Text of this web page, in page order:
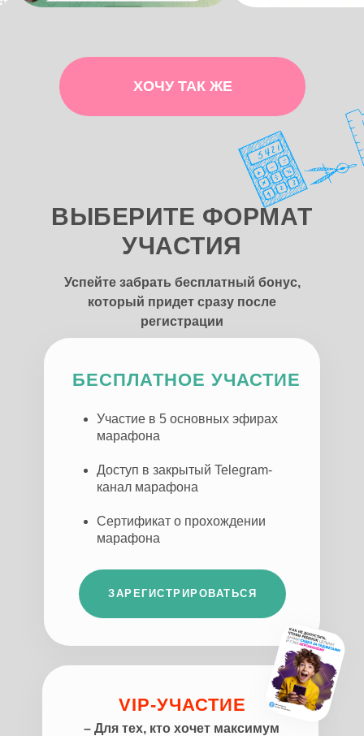
ХОЧУ ТАК ЖЕ
ВЫБЕРИТЕ ФОРМАТ
УЧАСТИЯ
БЕСПЛАТНОЕ УЧАСТИЕ
VIP-УЧАСТИЕ
Участие в 5 основных эфирах
марафона
Доступ в закрытый Telegram-
канал марафона
Сертификат о прохождении
марафона
ЗАРЕГИСТРИРОВАТЬСЯ
– Для тех, кто хочет максимум
Успейте забрать бесплатный бонус,
который придет сразу после
регистрации